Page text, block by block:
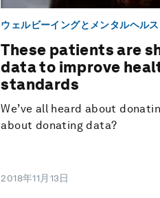
ウェルビーイングとメンタルヘルス
These patients are
data to improve
standards
We’ve all heard about
about donating data?
2018年11月13日